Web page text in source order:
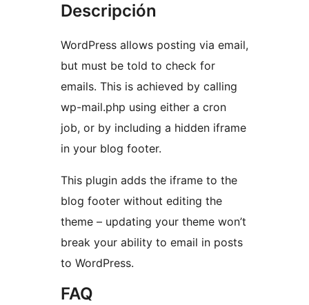
Descripción
WordPress allows posting via email,
but must be told to check for
emails. This is achieved by calling
wp-mail.php using either a cron
job, or by including a hidden iframe
in your blog footer.
This plugin adds the iframe to the
blog footer without editing the
theme – updating your theme won’t
break your ability to email in posts
to WordPress.
FAQ